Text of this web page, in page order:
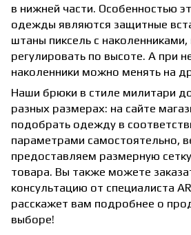
в нижней части. Особенностью
одежды являются защитные
штаны пиксель с
регулировать по высоте. А при
наколенники можно менять на
Наши брюки в стиле милитари
разных размерах: на сайте
подобрать одежду в
параметрами самостоятельно,
предоставляем размерную
товара. Вы также можете
консультацию от специалиста
расскажет вам подробнее о
выборе!